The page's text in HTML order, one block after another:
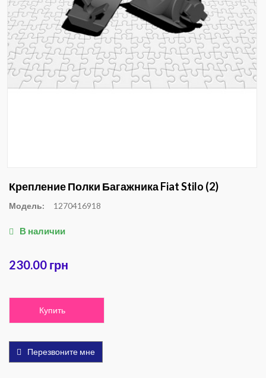
Крепление Полки Багажника Fiat Stilo (2)
Модель: 1270416918
В наличии
230.00 грн
Купить
Перезвоните мне